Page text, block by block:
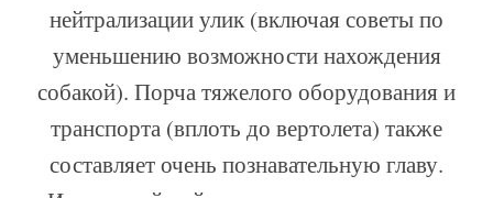
нейтрализации улик (включая советы по
уменьшению возможности нахождения
собакой). Порча тяжелого оборудования и
транспорта (вплоть до вертолета) также
составляет очень познавательную главу.